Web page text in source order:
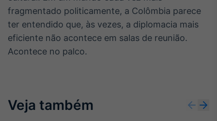
fragmentado politicamente, a Colômbia parece
ter entendido que, às vezes, a diplomacia mais
eficiente não acontece em salas de reunião.
Acontece no palco.
Veja também